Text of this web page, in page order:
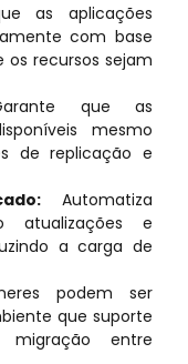
as aplicações
com base
recursos sejam
que as
mesmo
de replicação e
Automatiza
atualizações e
a carga de
podem ser
que suporte
migração entre